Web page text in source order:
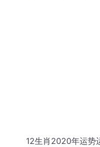
12生肖2020年运势